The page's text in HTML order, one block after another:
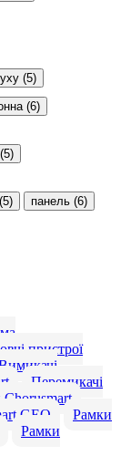
(5)
(6)
(5)
(5) панель (6)
пристрої
Перемикачі
GEO
Рамки
Рамки